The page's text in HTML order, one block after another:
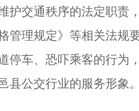
护交通秩序的法定职责
管理规定》等相关法规
停车、恐吓乘客的行为
公交行业的服务形象。